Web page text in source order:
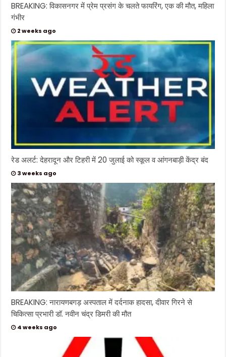
BREAKING: विकासनगर में प्रेम प्रसंग के चलते फायरिंग, एक की मौत, महिला
गंभीर
2 weeks ago
रेड अलर्ट: देहरादून और टिहरी में 20 जुलाई को स्कूल व आंगनबाड़ी केंद्र बंद
3 weeks ago
BREAKING: नारायणबगड़ अस्पताल में दर्दनाक हादसा, दीवार गिरने से
चिकित्सा प्रभारी डॉ. नवीन चंद्र डिमरी की मौत
4 weeks ago